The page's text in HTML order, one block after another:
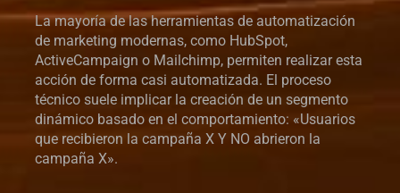
La mayoría de las herramientas de automatización
de marketing modernas, como HubSpot,
ActiveCampaign o Mailchimp, permiten realizar esta
acción de forma casi automatizada. El proceso
técnico suele implicar la creación de un segmento
dinámico basado en el comportamiento: «Usuarios
que recibieron la campaña X Y NO abrieron la
campaña X».